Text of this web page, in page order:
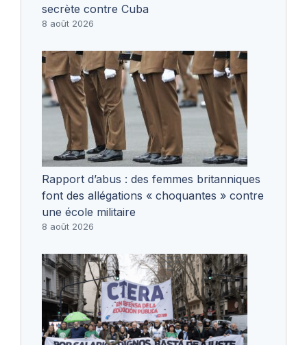
secrète contre Cuba
8 août 2026
Rapport d’abus : des femmes britanniques
font des allégations « choquantes » contre
une école militaire
8 août 2026